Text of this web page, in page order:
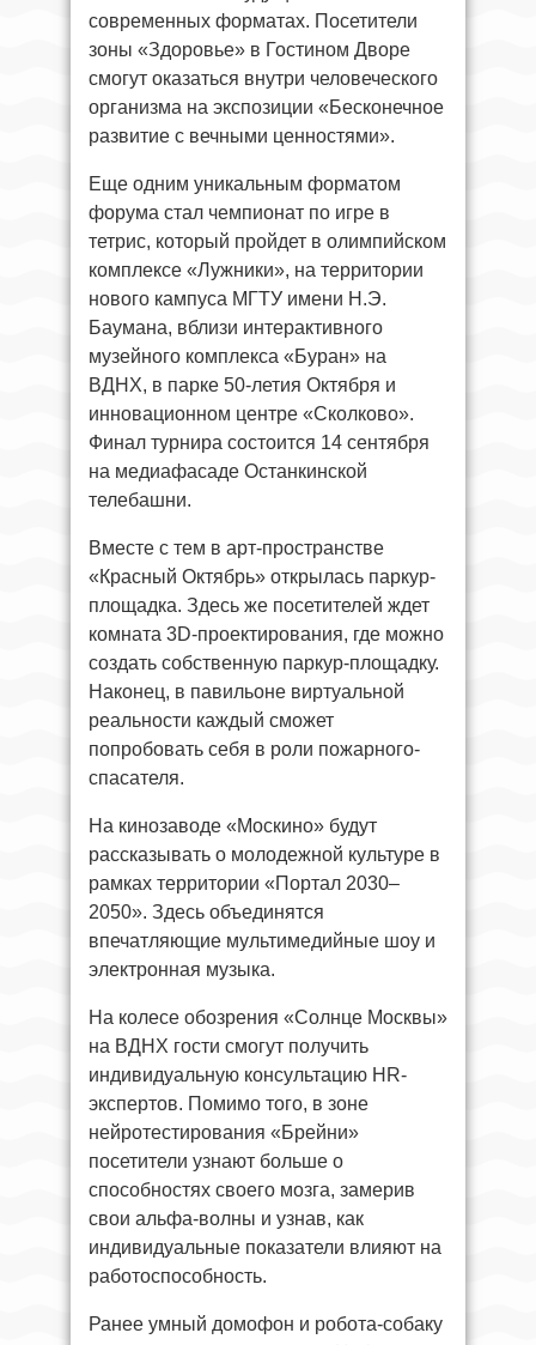
современных форматах. Посетители
зоны «Здоровье» в Гостином Дворе
смогут оказаться внутри человеческого
организма на экспозиции «Бесконечное
развитие с вечными ценностями».
Еще одним уникальным форматом
форума стал чемпионат по игре в
тетрис, который пройдет в олимпийском
комплексе «Лужники», на территории
нового кампуса МГТУ имени Н.Э.
Баумана, вблизи интерактивного
музейного комплекса «Буран» на
ВДНХ, в парке 50-летия Октября и
инновационном центре «Сколково».
Финал турнира состоится 14 сентября
на медиафасаде Останкинской
телебашни.
Вместе с тем в арт-пространстве
«Красный Октябрь» открылась паркур-
площадка. Здесь же посетителей ждет
комната 3D-проектирования, где можно
создать собственную паркур-площадку.
Наконец, в павильоне виртуальной
реальности каждый сможет
попробовать себя в роли пожарного-
спасателя.
На кинозаводе «Москино» будут
рассказывать о молодежной культуре в
рамках территории «Портал 2030–
2050». Здесь объединятся
впечатляющие мультимедийные шоу и
электронная музыка.
На колесе обозрения «Солнце Москвы»
на ВДНХ гости смогут получить
индивидуальную консультацию HR-
экспертов. Помимо того, в зоне
нейротестирования «Брейни»
посетители узнают больше о
способностях своего мозга, замерив
свои альфа-волны и узнав, как
индивидуальные показатели влияют на
работоспособность.
Ранее умный домофон и робота-собаку